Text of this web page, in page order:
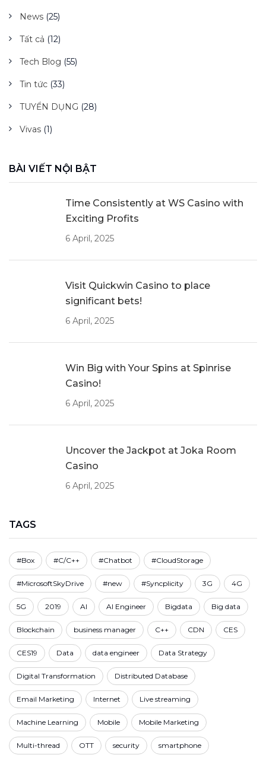
News (25)
Tất cả (12)
Tech Blog (55)
Tin tức (33)
TUYỂN DỤNG (28)
Vivas (1)
BÀI VIẾT NỘI BẬT
Time Consistently at WS Casino with
Exciting Profits
6 April, 2025
Visit Quickwin Casino to place
significant bets!
6 April, 2025
Win Big with Your Spins at Spinrise
Casino!
6 April, 2025
Uncover the Jackpot at Joka Room
Casino
6 April, 2025
TAGS
#Box #C/C++ #Chatbot #CloudStorage
#MicrosoftSkyDrive #new #Syncplicity 3G 4G
5G 2019 AI AI Engineer Bigdata Big data
Blockchain business manager C++ CDN CES
CES19 Data data engineer Data Strategy
Digital Transformation Distributed Database
Email Marketing Internet Live streaming
Machine Learning Mobile Mobile Marketing
Multi-thread OTT security smartphone